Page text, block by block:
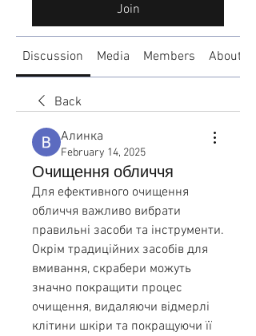
Join
Discussion Media Members About
Back
Алинка
February 14, 2025
Очищення обличчя
Для ефективного очищення
обличчя важливо вибрати
правильні засоби та інструменти.
Окрім традиційних засобів для
вмивання, скрабери можуть
значно покращити процес
очищення, видаляючи відмерлі
клітини шкіри та покращуючи її